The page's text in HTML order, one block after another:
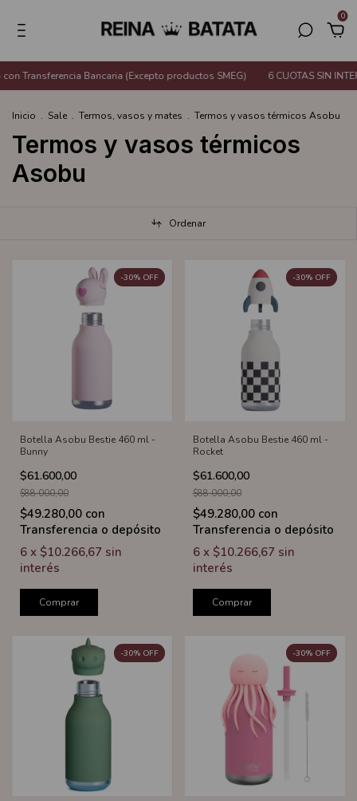
0
Bancaria (Excepto productos SMEG) 6 CUOTAS SIN INTERÉS o
Inicio . Sale . Termos, vasos y mates . Termos y vasos térmicos Asobu
Termos y vasos térmicos
Asobu
Ordenar
Botella Asobu Bestie 460 ml -
Bunny
$61.600,00
-30% OFF
$88.000,00
$49.280,00 con
Transferencia o depósito
6 x $10.266,67 sin
interés
Comprar
Botella Asobu Bestie 460 ml -
Rocket
$61.600,00
-30% OFF
$88.000,00
$49.280,00 con
Transferencia o depósito
6 x $10.266,67 sin
interés
Comprar
-30% OFF -30% OFF